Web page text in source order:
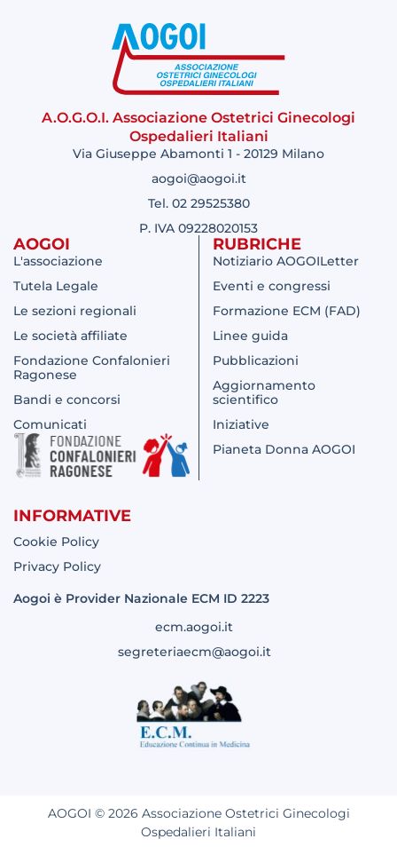
A.O.G.O.I. Associazione Ostetrici Ginecologi
Ospedalieri Italiani
Via Giuseppe Abamonti 1 - 20129 Milano
aogoi@aogoi.it
Tel. 02 29525380
P. IVA 09228020153
AOGOI
L'associazione
Tutela Legale
Le sezioni regionali
Le società affiliate
Fondazione Confalonieri
Ragonese
Bandi e concorsi
Comunicati
RUBRICHE
Notiziario AOGOILetter
Eventi e congressi
Formazione ECM (FAD)
Linee guida
Pubblicazioni
Aggiornamento
scientifico
Iniziative
Pianeta Donna AOGOI
INFORMATIVE
Cookie Policy
Privacy Policy
Aogoi è Provider Nazionale ECM ID 2223
ecm.aogoi.it
segreteriaecm@aogoi.it
AOGOI © 2026 Associazione Ostetrici Ginecologi
Ospedalieri Italiani